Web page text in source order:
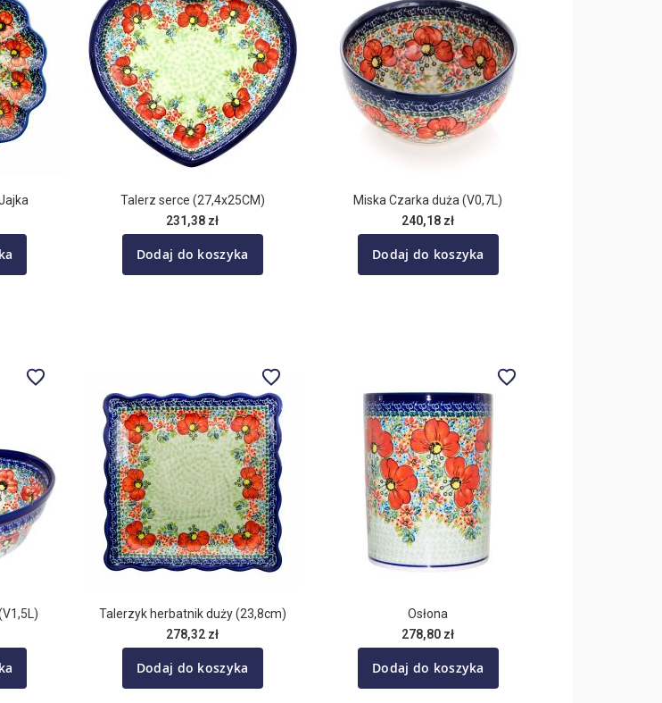
Talerz serce (27,4x25CM)
231,38 zł
Dodaj do koszyka
Miska Czarka duża (V0,7L)
240,18 zł
Dodaj do koszyka
Talerzyk herbatnik duży (23,8cm)
278,32 zł
Dodaj do koszyka
Osłona
278,80 zł
Dodaj do koszyka